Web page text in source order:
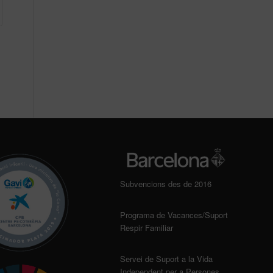
Subvencions des de 2016
Programa de Vacances/Suport
Respir Familiar
Servei de Suport a la Vida